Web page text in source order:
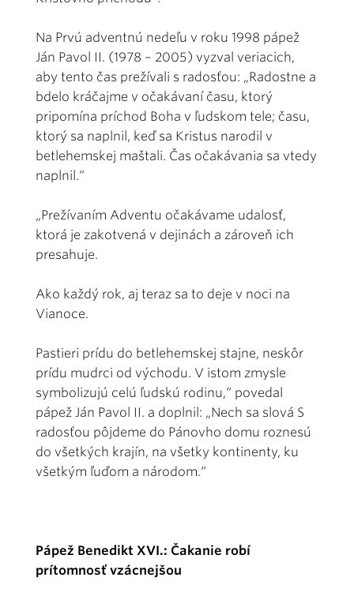
Na Prvú adventnú nedeľu v roku 1998 pápež
Ján Pavol II. (1978 – 2005) vyzval veriacich,
aby tento čas prežívali s radosťou: „Radostne a
bdelo kráčajme v očakávaní času, ktorý
pripomína príchod Boha v ľudskom tele; času,
ktorý sa naplnil, keď sa Kristus narodil v
betlehemskej maštali. Čas očakávania sa vtedy
naplnil.“
„Prežívaním Adventu očakávame udalosť,
ktorá je zakotvená v dejinách a zároveň ich
presahuje.
Ako každý rok, aj teraz sa to deje v noci na
Vianoce.
Pastieri prídu do betlehemskej stajne, neskôr
prídu mudrci od východu. V istom zmysle
symbolizujú celú ľudskú rodinu,“ povedal
pápež Ján Pavol II. a doplnil: „Nech sa slová S
radosťou pôjdeme do Pánovho domu roznesú
do všetkých krajín, na všetky kontinenty, ku
všetkým ľuďom a národom.“
Pápež Benedikt XVI.: Čakanie robí
prítomnosť vzácnejšou